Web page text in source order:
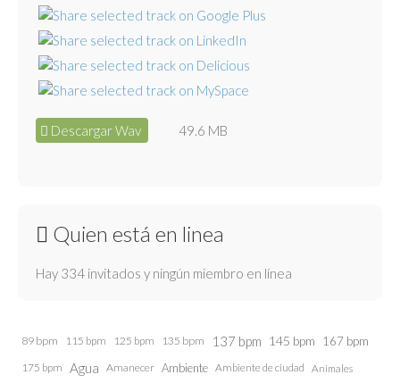
Descargar Wav 49.6 MB
Quien está en linea
Hay 334 invitados y ningún miembro en línea
89 bpm 115 bpm 125 bpm 135 bpm 137 bpm 145 bpm 167 bpm
175 bpm Agua Amanecer Ambiente Ambiente de ciudad Animales